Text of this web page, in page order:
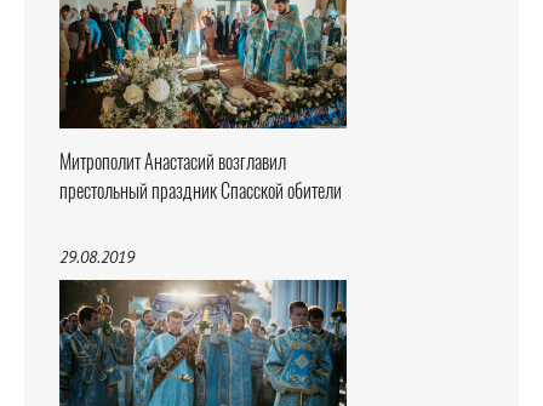
Митрополит Анастасий возглавил
престольный праздник Спасской обители
29.08.2019